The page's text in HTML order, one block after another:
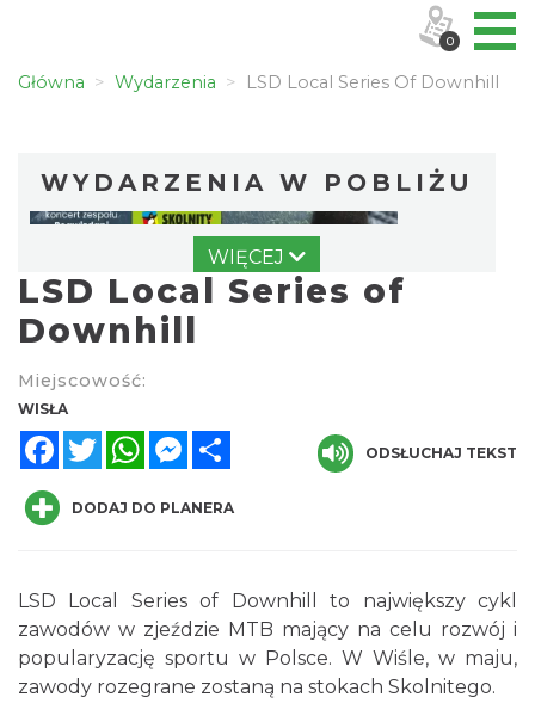
Główna Wydarzenia LSD Local Series Of Downhill
WYDARZENIA W POBLIŻU
IX Festiwal Sera na Skolnitym
Wisła
2026-08-08
0.00 km
Pokazy tradycji - wyrób masła i sera w
WIĘCEJ
LSD Local Series of
Downhill
Miejscowość:
WISŁA
FacebookTwitterWhatsAppMessenger
ODSŁUCHAJ TEKST
DODAJ DO PLANERA
LSD Local Series of Downhill to największy cykl
zawodów w zjeździe MTB mający na celu rozwój i
popularyzację sportu w Polsce. W Wiśle, w maju,
zawody rozegrane zostaną na stokach Skolnitego.
0